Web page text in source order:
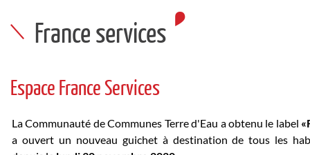
France services
Espace France Services
La Communauté de Communes Terre d'Eau a obtenu le label
a ouvert un nouveau guichet à destination de tous les